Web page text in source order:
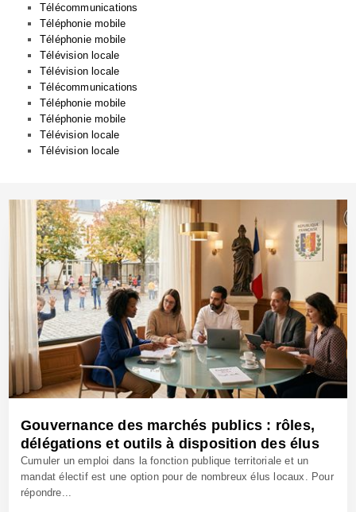
Télécommunications
Téléphonie mobile
Téléphonie mobile
Télévision locale
Télévision locale
Télécommunications
Téléphonie mobile
Téléphonie mobile
Télévision locale
Télévision locale
Gouvernance des marchés publics : rôles,
délégations et outils à disposition des élus
Cumuler un emploi dans la fonction publique territoriale et un
mandat électif est une option pour de nombreux élus locaux. Pour
répondre...